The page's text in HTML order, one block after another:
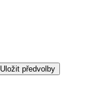
Uložit předvolby